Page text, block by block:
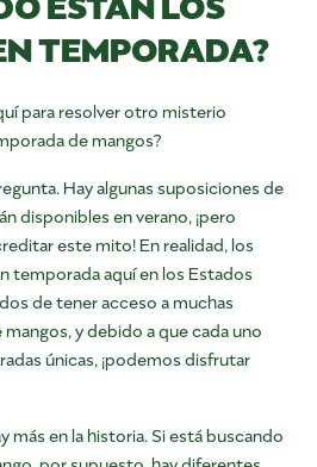
TEMPORADA?
para resolver otro misterio
de mangos?
Hay algunas suposiciones de
disponibles en verano, ¡pero
este mito! En realidad, los
temporada aquí en los Estados
de tener acceso a muchas
y debido a que cada uno
únicas, ¡podemos disfrutar
más en la historia. Si está buscando